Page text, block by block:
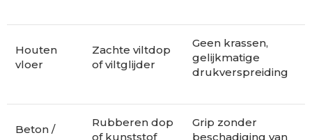
Houten
vloer
Zachte viltdop
of viltglijder
Geen krassen,
gelijkmatige
drukverspreiding
Beton /
Rubberen dop
of kunststof
Grip zonder
beschadiging van